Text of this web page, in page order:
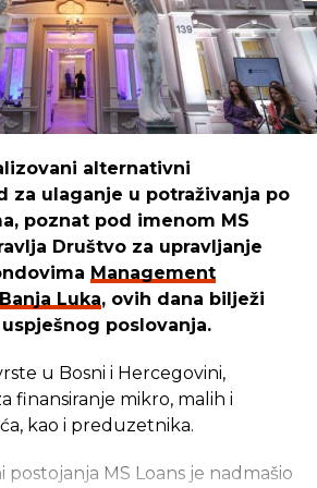
da kreiramo,
u izdavaštvo udžbenike za
raznim uzrastima. Danas naši
mnogim mališanima da lakše
REKLAMA
Solutions -u ostaje isti: da
onima koji stvaraju,
našu zajednicu. Zato
— jer kada ulažu u ljude i
u budućnost svih nas –
Solutions-u.
alternativni
za ulaganje u potraživanja po
poznat pod imenom MS
Društvo za upravljanje
Management
Luka, ovih dana bilježi
poslovanja.
u Bosni i Hercegovini,
finansiranje mikro, malih i
kao i preduzetnika.
MS Loans je nadmašio